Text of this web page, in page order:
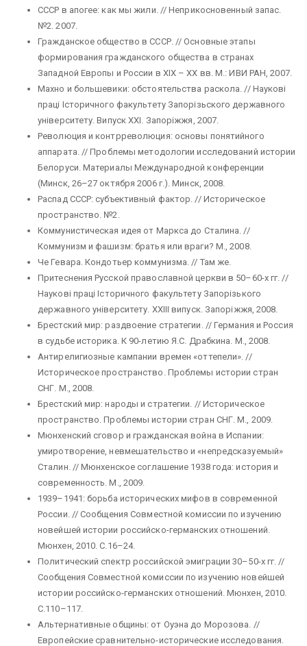
СССР в апогее: как мы жили. // Неприкосновенный запас.
№2. 2007.
Гражданское общество в СССР. // Основные этапы
формирования гражданского общества в странах
Западной Европы и России в XIX – XX вв. М.: ИВИ РАН, 2007.
Махно и большевики: обстоятельства раскола. // Науковi
працi Iсторичного факультету Запорiзьского державного
унiверситету. Випуск XXI. Запорiжжя, 2007.
Революция и контрреволюция: основы понятийного
аппарата. // Проблемы методологии исследований истории
Белоруси. Материалы Международной конференции
(Минск, 26–27 октября 2006 г.). Минск, 2008.
Распад СССР: субъективный фактор. // Историческое
пространство. №2.
Коммунистическая идея от Маркса до Сталина. //
Коммунизм и фашизм: братья или враги? М., 2008.
Че Гевара. Кондотьер коммунизма. // Там же.
Притеснения Русской православной церкви в 50–60-х гг. //
Науковi працi Iсторичного факультету Запорiзького
державного унiверситету. XXIII випуск. Запорiжжя, 2008.
Брестский мир: раздвоение стратегии. // Германия и Россия
в судьбе историка. К 90-летию Я.С. Драбкина. М., 2008.
Антирелигиозные кампании времен «оттепели». //
Историческое пространство. Проблемы истории стран
СНГ. М., 2008.
Брестский мир: народы и стратегии. // Историческое
пространство. Проблемы истории стран СНГ. М., 2009.
Мюнхенский сговор и гражданская война в Испании:
умиротворение, невмешательство и «непредсказуемый»
Сталин. // Мюнхенское соглашение 1938 года: история и
современность. М., 2009.
1939–1941: борьба исторических мифов в современной
России. // Сообщения Совместной комиссии по изучению
новейшей истории российско-германских отношений.
Мюнхен, 2010. С.16–24.
Политический спектр российской эмиграции 30–50-х гг. //
Сообщения Совместной комиссии по изучению новейшей
истории российско-германских отношений. Мюнхен, 2010.
С.110–117.
Альтернативные общины: от Оуэна до Морозова. //
Европейские сравнительно-исторические исследования.